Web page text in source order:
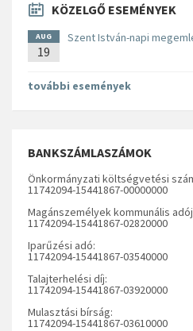
KÖZELGŐ ESEMÉNYEK
AUG
19
Szent István-napi
további események
BANKSZÁMLASZÁMOK
Önkormányzati költségvetési
11742094-15441867-00000000
Magánszemélyek kommunális
11742094-15441867-02820000
Iparűzési adó:
11742094-15441867-03540000
Talajterhelési díj:
11742094-15441867-03920000
Mulasztási bírság:
11742094-15441867-03610000